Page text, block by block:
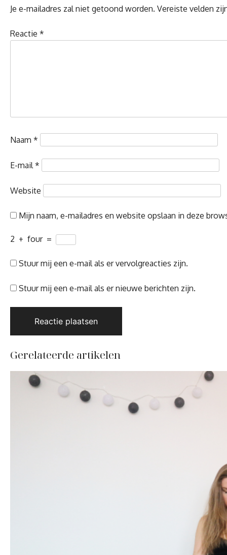
Je e-mailadres zal niet getoond worden. Vereiste velden
Reactie *
Naam *
E-mail *
Website
Mijn naam, e-mailadres en website opslaan in deze
2 + four =
Stuur mij een e-mail als er vervolgreacties zijn.
Stuur mij een e-mail als er nieuwe berichten zijn.
Gerelateerde artikelen